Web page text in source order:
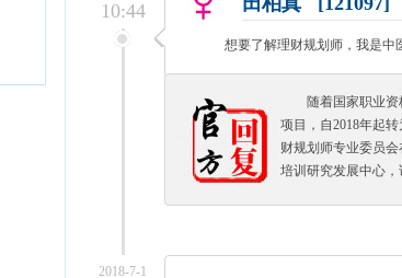
10:44
想要了解理财规划师，我是中
随着国家职业
项目，自2018年起
财规划师专业委员
培训研究发展中心，
2018-7-1